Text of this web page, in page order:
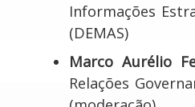
Informações
(DEMAS)
Marco Aurélio
Relações